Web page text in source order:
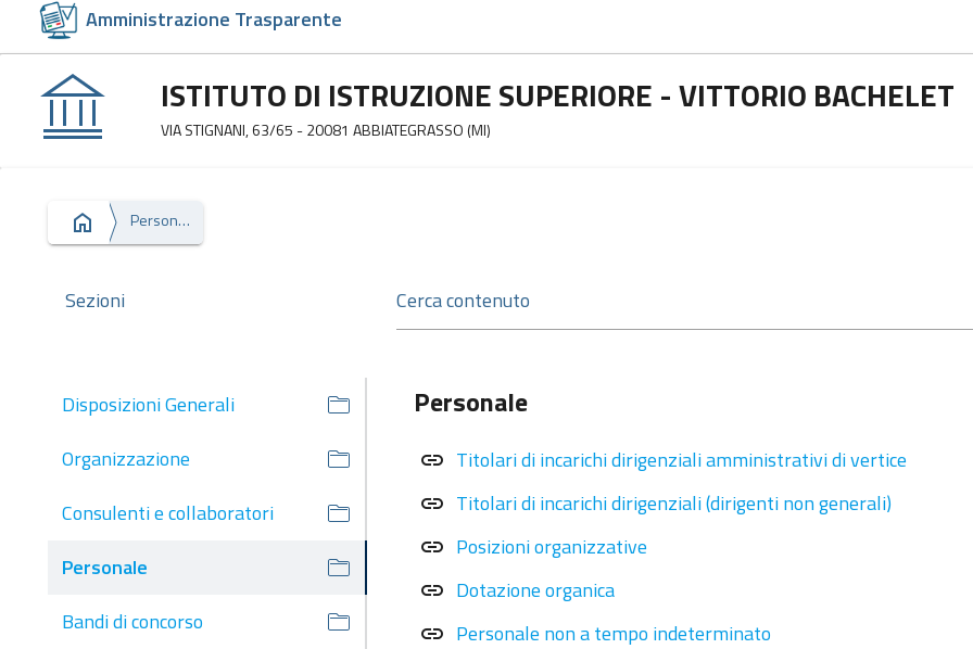
Amministrazione Trasparente
ISTITUTO DI ISTRUZIONE SUPERIORE - VITTORIO BACHELET
VIA STIGNANI, 63/65 - 20081 ABBIATEGRASSO (MI)
Personale
Sezioni
Disposizioni Generali
Organizzazione
Consulenti e collaboratori
Personale
Bandi di concorso
Personale
link Titolari di incarichi dirigenziali amministrativi di vertice
link Titolari di incarichi dirigenziali (dirigenti non generali)
link Posizioni organizzative
link Dotazione organica
link Personale non a tempo indeterminato